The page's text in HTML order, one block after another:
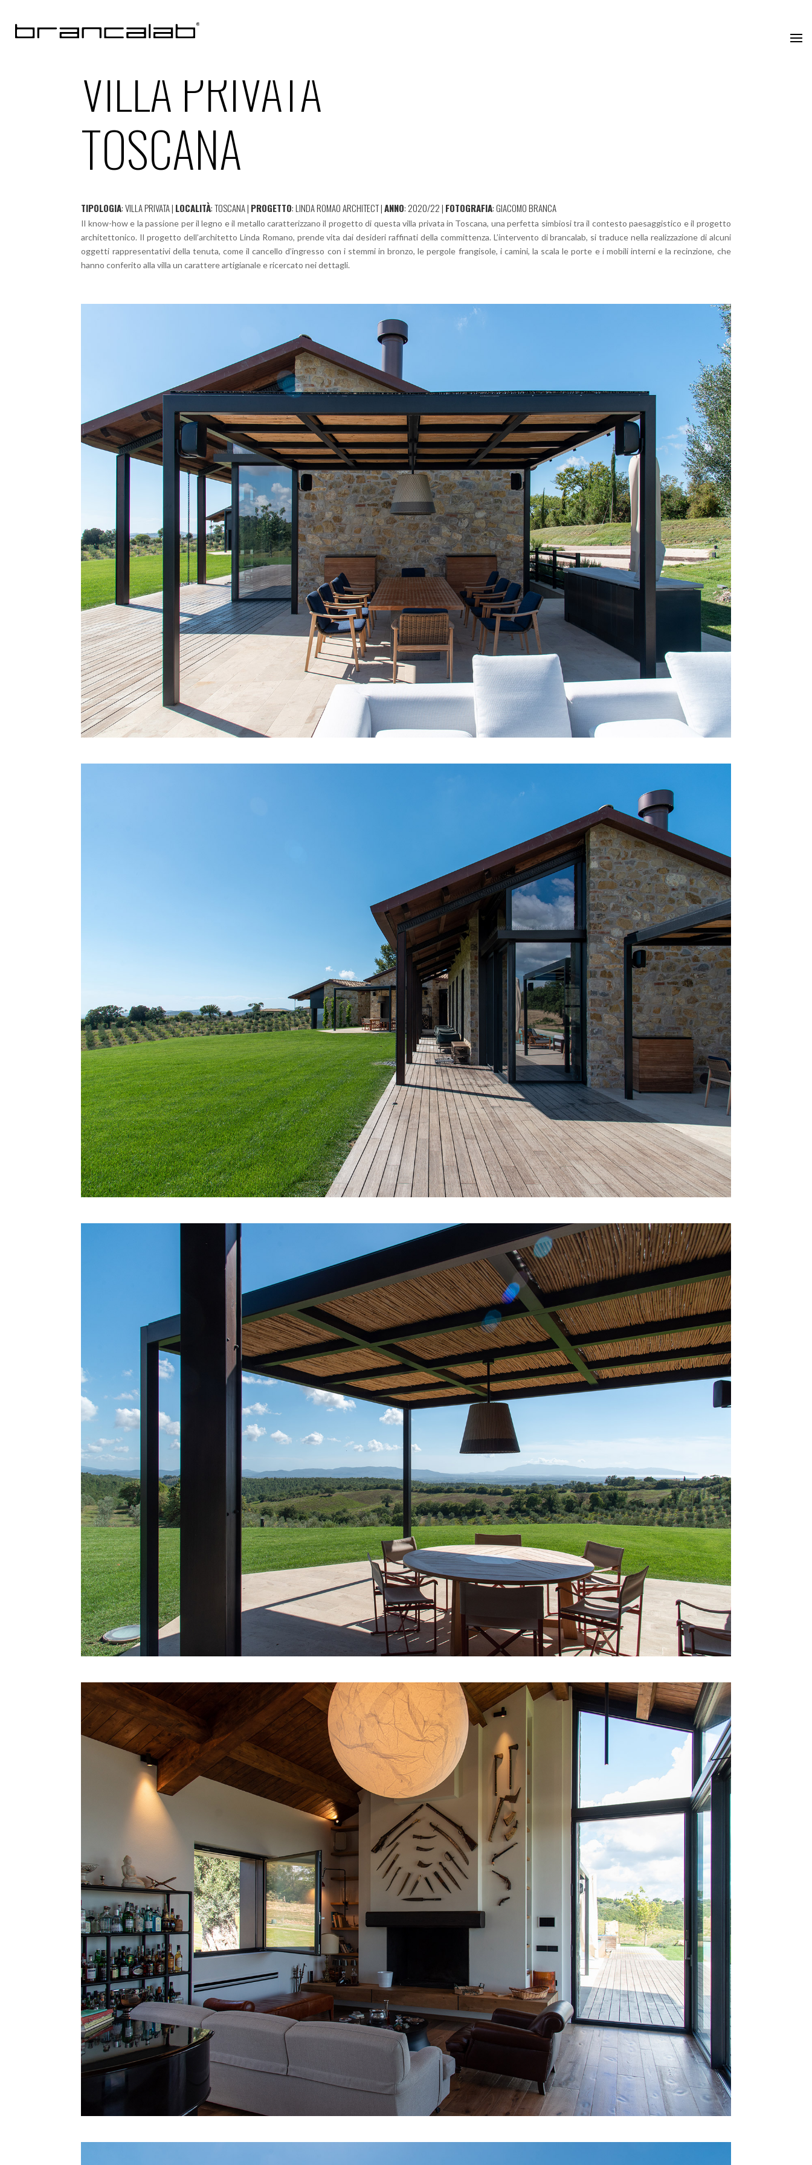
VILLA PRIVATA
TOSCANA
TIPOLOGIA: VILLA PRIVATA | LOCALITÀ: TOSCANA | PROGETTO: LINDA ROMAO ARCHITECT |ANNO: 2020/22 | FOTOGRAFIA: GIACOMO BRANCA
Il know-how e la passione per il legno e il metallo caratterizzano il progetto di questa villa privata in Toscana, una perfetta simbiosi tra il contesto paesaggistico e il progetto
architettonico. Il progetto dell’architetto Linda Romano, prende vita dai desideri raffinati della committenza. L’intervento di brancalab, si traduce nella realizzazione di alcuni
oggetti rappresentativi della tenuta, come il cancello d’ingresso con i stemmi in bronzo, le pergole frangisole, i camini, la scala le porte e i mobili interni e la recinzione, che
hanno conferito alla villa un carattere artigianale e ricercato nei dettagli.